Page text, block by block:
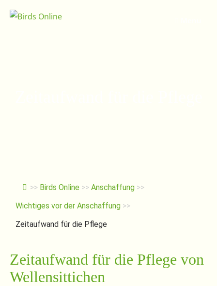
zum
>> Birds Online >> Anschaffung >>
Wichtiges vor der Anschaffung >>
Zeitaufwand für die Pflege
Zeitaufwand für die Pflege von
Wellensittichen